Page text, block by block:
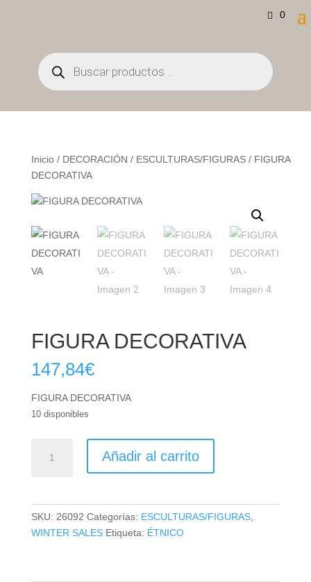
0
Búsqueda
de
productos
Inicio/ DECORACIÓN / ESCULTURAS/FIGURAS/ FIGURA
DECORATIVA
FIGURA DECORATIVA
147,84€
FIGURA DECORATIVA
10 disponibles
DECORATIVA
Añadir al carrito
SKU: 26092 Categorías: ESCULTURAS/FIGURAS,
WINTER SALES Etiqueta: ÉTNICO